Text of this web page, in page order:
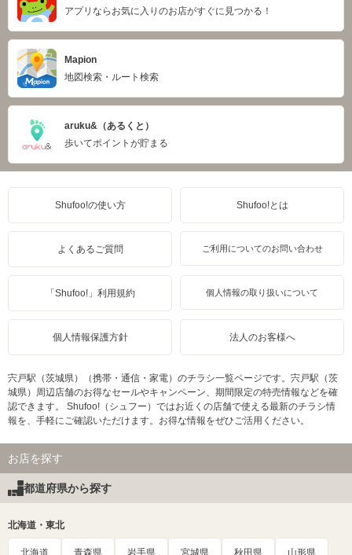
アプリならお気に入りのお店がすぐに見つかる！
Mapion
地図検索・ルート検索
aruku&（あるくと）
歩いてポイントが貯まる
Shufoo!の使い方 Shufoo!とは
よくあるご質問 ご利用についてのお問い合わせ
「Shufoo!」利用規約 個人情報の取り扱いについて
個人情報保護方針 法人のお客様へ
宍戸駅（茨城県）（携帯・通信・家電）のチラシ一覧ページです。宍戸駅（茨
城県）周辺店舗のお得なセールやキャンペーン、期間限定の特売情報などを確
認できます。 Shufoo!（シュフー）ではお近くの店舗で使える最新のチラシ情
報を、手軽にご確認いただけます。お得な情報をぜひご活用ください。
お店を探す
都道府県から探す
北海道・東北
北海道 青森県 岩手県 宮城県 秋田県 山形県